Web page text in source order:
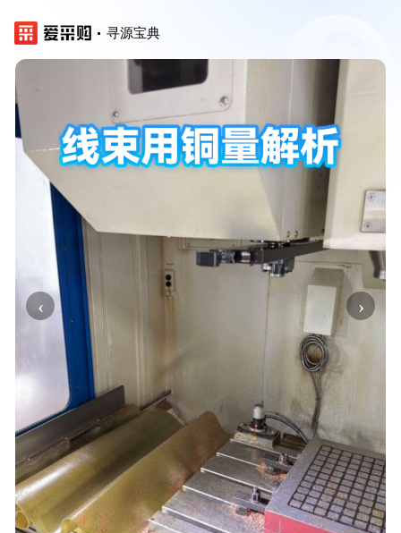
寻源宝典
‹ ›